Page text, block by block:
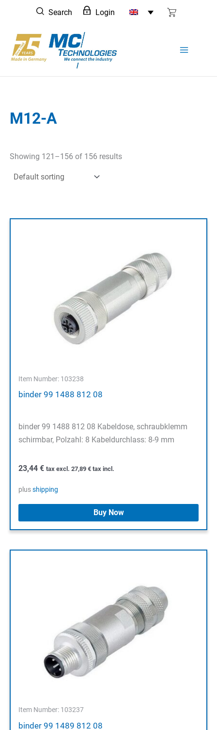
content
Search Login
M12-A
Showing 121–156 of 156 results
Item Number: 103238
binder 99 1488 812 08
binder 99 1488 812 08 Kabeldose, schraubklemm
schirmbar, Polzahl: 8 Kabeldurchlass: 8-9 mm
23,44 € tax excl. 27,89 € tax incl.
plusshipping
Buy Now
Item Number: 103237
binder 99 1489 812 08